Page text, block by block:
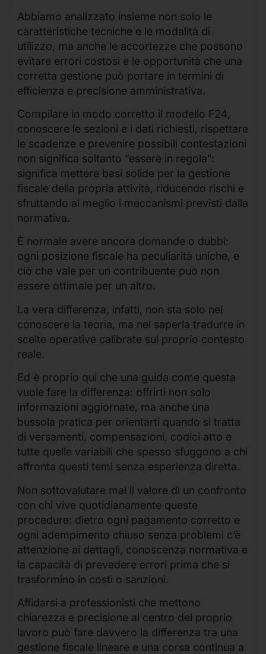
Abbiamo analizzato insieme non solo le
caratteristiche tecniche e le modalità di
utilizzo, ma anche le accortezze che possono
evitare errori costosi e le opportunità che una
corretta gestione può portare in termini di
efficienza e precisione amministrativa.
Compilare in modo corretto il modello F24,
conoscere le sezioni e i dati richiesti, rispettare
le scadenze e prevenire possibili contestazioni
non significa soltanto “essere in regola”:
significa mettere basi solide per la gestione
fiscale della propria attività, riducendo rischi e
sfruttando al meglio i meccanismi previsti dalla
normativa.
È normale avere ancora domande o dubbi:
ogni posizione fiscale ha peculiarità uniche, e
ciò che vale per un contribuente può non
essere ottimale per un altro.
La vera differenza, infatti, non sta solo nel
conoscere la teoria, ma nel saperla tradurre in
scelte operative calibrate sul proprio contesto
reale.
Ed è proprio qui che una guida come questa
vuole fare la differenza: offrirti non solo
informazioni aggiornate, ma anche una
bussola pratica per orientarti quando si tratta
di versamenti, compensazioni, codici atto e
tutte quelle variabili che spesso sfuggono a chi
affronta questi temi senza esperienza diretta.
Non sottovalutare mai il valore di un confronto
con chi vive quotidianamente queste
procedure: dietro ogni pagamento corretto e
ogni adempimento chiuso senza problemi c’è
attenzione ai dettagli, conoscenza normativa e
la capacità di prevedere errori prima che si
trasformino in costi o sanzioni.
Affidarsi a professionisti che mettono
chiarezza e precisione al centro del proprio
lavoro può fare davvero la differenza tra una
gestione fiscale lineare e una corsa continua a